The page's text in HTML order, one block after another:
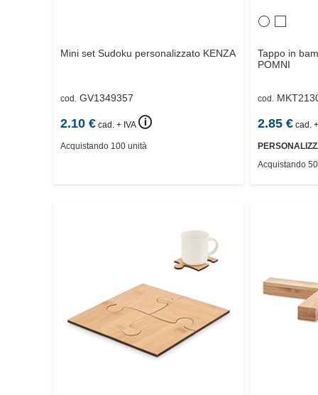
Mini set Sudoku personalizzato KENZA
cod. GV1349357
2.10 € cad. + IVA 🛈
Acquistando 100 unità
Tappo in
POMNI
cod.
2.85€ cad.
Acquistando